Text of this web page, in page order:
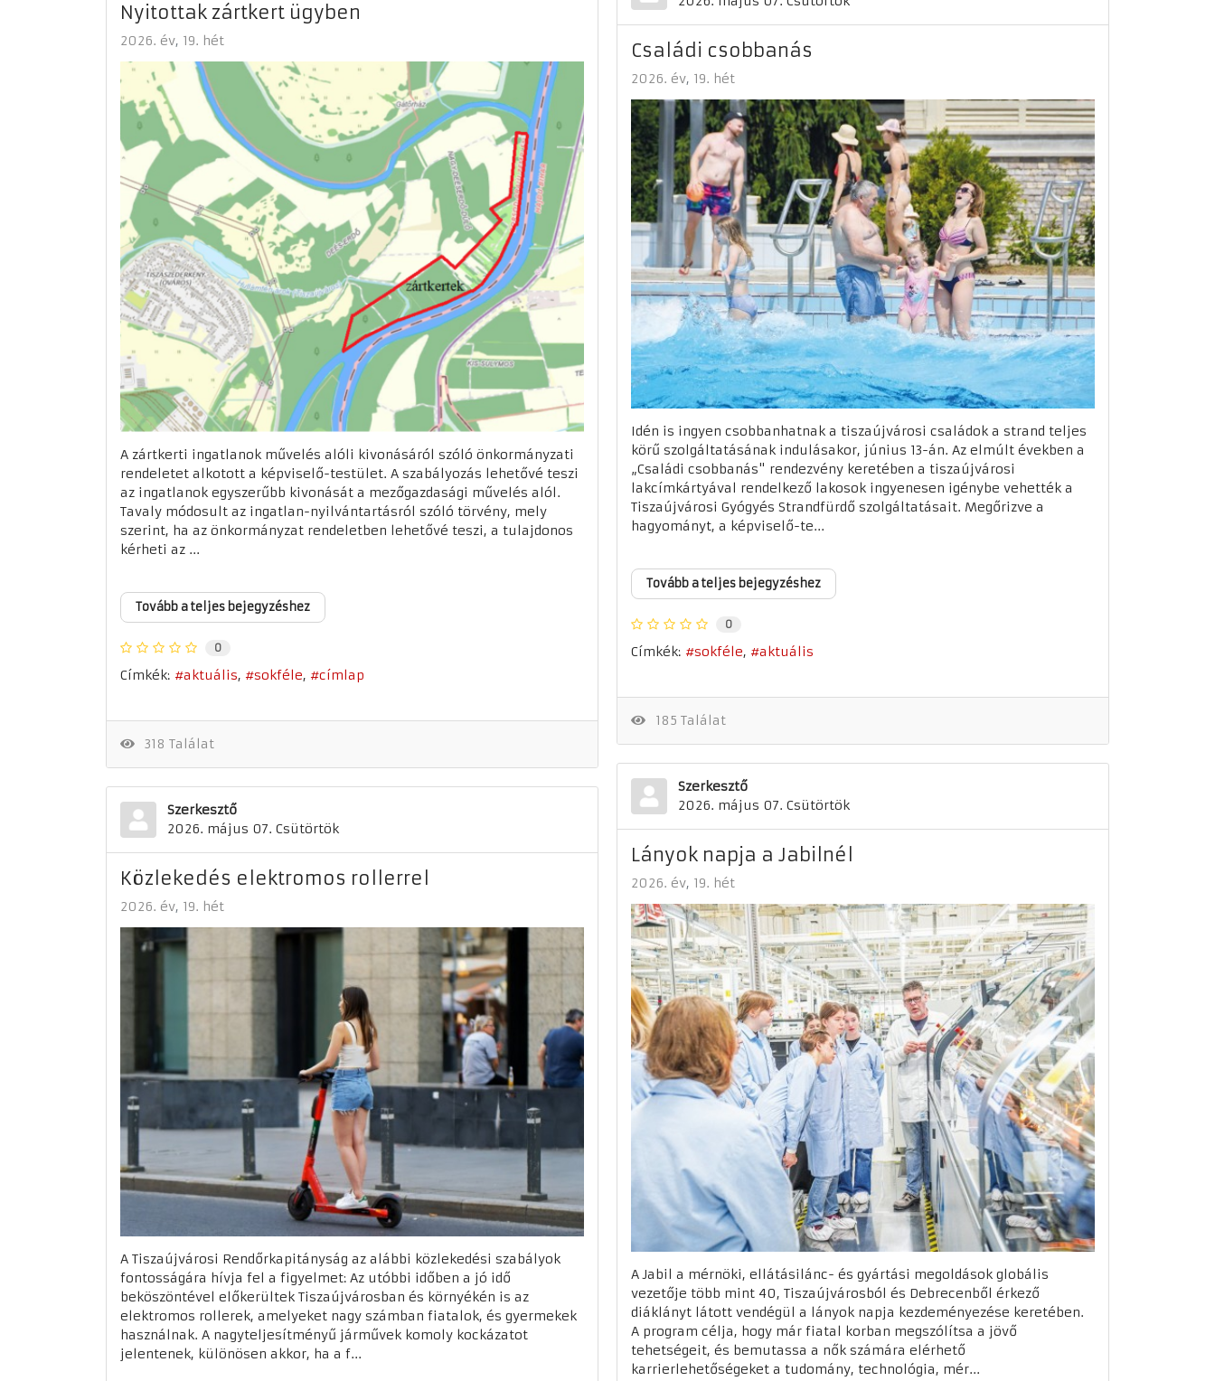
Nyitottak zártkert ügyben
2026. év 19. hét
A zártkerti ingatlanok művelés alóli kivonásáról szóló önkormányzati
rendeletet alkotott a képviselő-testület. A szabályozás lehetővé teszi
az ingatlanok egyszerűbb kivonását a mezőgazdasági művelés alól.
Tavaly módosult az ingatlan-nyilvántartásról szóló törvény, mely
szerint, ha az önkormányzat rendeletben lehetővé teszi, a tulajdonos
kérheti az ...
Tovább a teljes bejegyzéshez
0
Címkék: aktuális sokféle címlap
318 Találat
Családi csobbanás
2026. év 19. hét
Idén is ingyen csobbanhatnak a tiszaújvárosi családok a strand teljes
körű szolgáltatásának indulásakor, június 13-án. Az elmúlt években a
„Családi csobbanás" rendezvény keretében a tiszaújvárosi
lakcímkártyával rendelkező lakosok ingyenesen igénybe vehették a
Tiszaújvárosi Gyógyés Strandfürdő szolgáltatásait. Megőrizve a
hagyományt, a képviselő-te...
Tovább a teljes bejegyzéshez
0
Címkék: sokféle aktuális
185 Találat
Szerkesztő
2026. május 07. Csütörtök
Lányok napja a Jabilnél
2026. év 19. hét
A Jabil a mérnöki, ellátásilánc- és gyártási megoldások globális
vezetője több mint 40, Tiszaújvárosból és Debrecenből érkező
diáklányt látott vendégül a lányok napja kezdeményezése keretében.
A program célja, hogy már fiatal korban megszólítsa a jövő
tehetségeit, és bemutassa a nők számára elérhető
karrierlehetőségeket a tudomány, technológia, mér...
Szerkesztő
2026. május 07. Csütörtök
Közlekedés elektromos rollerrel
2026. év 19. hét
A Tiszaújvárosi Rendőrkapitányság az alábbi közlekedési szabályok
fontosságára hívja fel a figyelmet: Az utóbbi időben a jó idő
beköszöntével előkerültek Tiszaújvárosban és környékén is az
elektromos rollerek, amelyeket nagy számban fiatalok, és gyermekek
használnak. A nagyteljesítményű járművek komoly kockázatot
jelentenek, különösen akkor, ha a f...